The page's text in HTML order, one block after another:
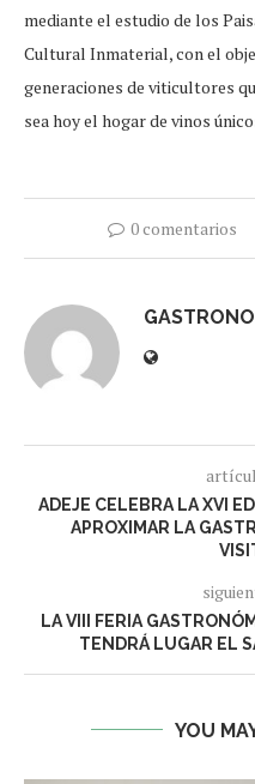
mediante el estudio de los
Cultural Inmaterial, con el
generaciones de viticultores
sea hoy el hogar de vinos
0 comentarios
ADEJE CELEBRA LA XVI
APROXIMAR LA
LA VIII FERIA
TENDRÁ LUGAR EL
YOU